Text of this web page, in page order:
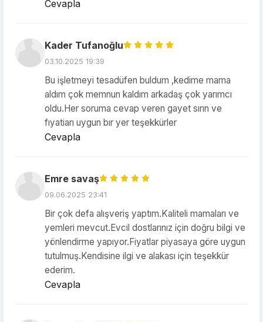
Cevapla
Kader Tufanoğlu
03.10.2025 19:39
Bu işletmeyi tesadüfen buldum ,kedime mama
aldım çok memnun kaldım arkadaş çok yarımcı
oldu.Her soruma cevap veren gayet sırın ve
fıyatiarı uygun bır yer teşekkürler
Cevapla
Emre savaş
09.06.2025 23:41
Bir çok defa alışveriş yaptım.Kaliteli mamaları ve
yemleri mevcut.Evcil dostlarınız için doğru bilgi ve
yönlendirme yapıyor.Fiyatlar piyasaya göre uygun
tutulmuş.Kendisine ilgi ve alakası için teşekkür
ederim.
Cevapla